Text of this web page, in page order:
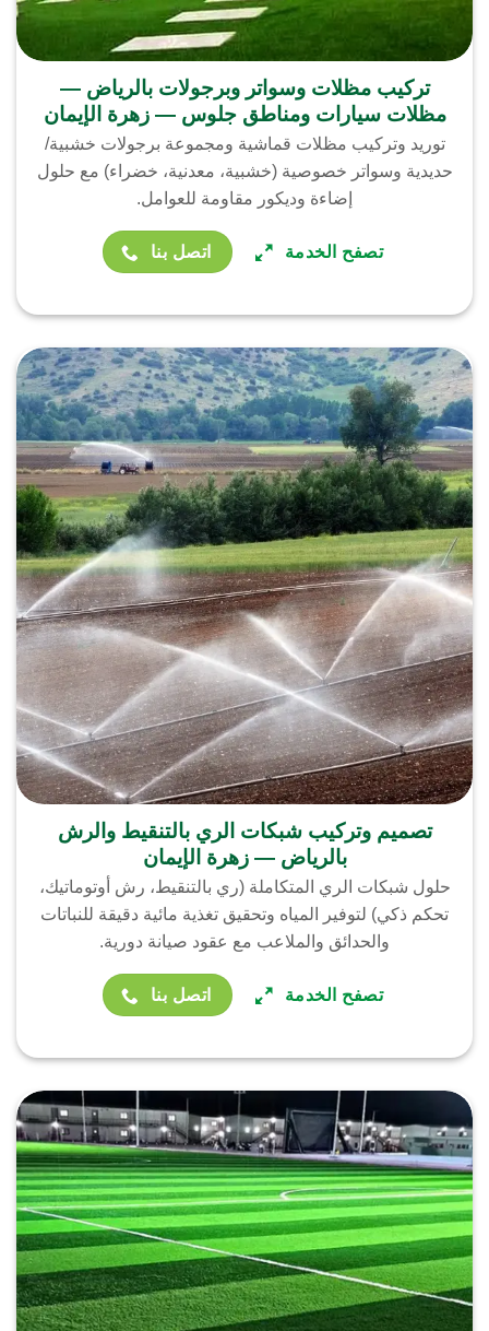
تركيب مظلات وسواتر وبرجولات بالرياض —
مظلات سيارات ومناطق جلوس — زهرة الإيمان
توريد وتركيب مظلات قماشية ومجموعة برجولات خشبية/
حديدية وسواتر خصوصية (خشبية، معدنية، خضراء) مع حلول
إضاءة وديكور مقاومة للعوامل.
تصفح الخدمة اتصل بنا
تصميم وتركيب شبكات الري بالتنقيط والرش
بالرياض — زهرة الإيمان
حلول شبكات الري المتكاملة (ري بالتنقيط، رش أوتوماتيك،
تحكم ذكي) لتوفير المياه وتحقيق تغذية مائية دقيقة للنباتات
والحدائق والملاعب مع عقود صيانة دورية.
تصفح الخدمة اتصل بنا